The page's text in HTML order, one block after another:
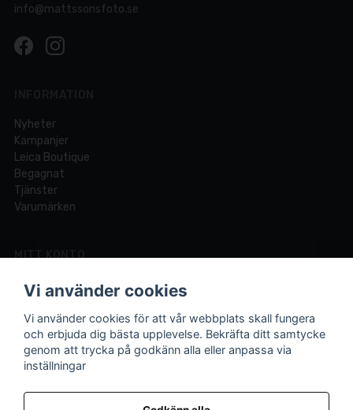
info@mattssonsfoto.se
Nyheter
Kampanjer
Leica Boutique
Begagnat
Tjänster
Varumärken
MITT KONTO
Logga in
Registrera dig
Glömt lösenord?
Vi är experter på foto och video med över 100 års
Vi använder cookies
Vi använder cookies för att vår webbplats skall fungera
och erbjuda dig bästa upplevelse. Bekräfta ditt samtycke
genom att trycka på godkänn alla eller anpassa via
inställningar